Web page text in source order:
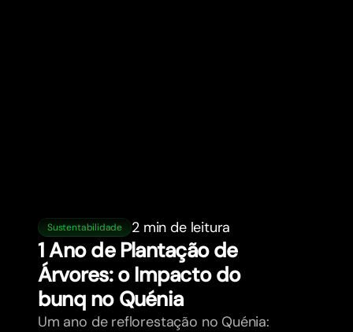
Sustentabilidade 2 min de leitura
1 Ano de Plantação de
Árvores: o Impacto do
bunq no Quénia
Um ano de reflorestação no Quénia: